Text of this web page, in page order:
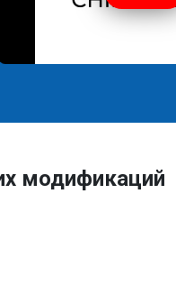
модификаций